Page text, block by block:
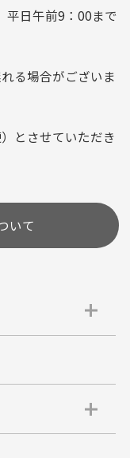
平日午前9：00まで
る場合がございま
とさせていただき
いて